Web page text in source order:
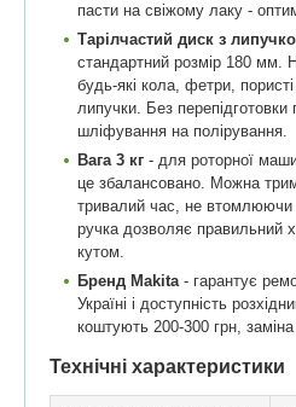
пасти на свіжому лаку -
Тарілчастий диск з
стандартний розмір 180 мм.
будь-які кола, фетри,
липучки. Без перепідготовки
шліфування на полірування.
Вага 3 кг - для роторної
це збалансовано. Можна
тривалий час, не втомлюючи
ручка дозволяє правильний
кутом.
Бренд Makita- гарантує
Україні і доступність
коштують 200-300 грн,
Технічні характеристики